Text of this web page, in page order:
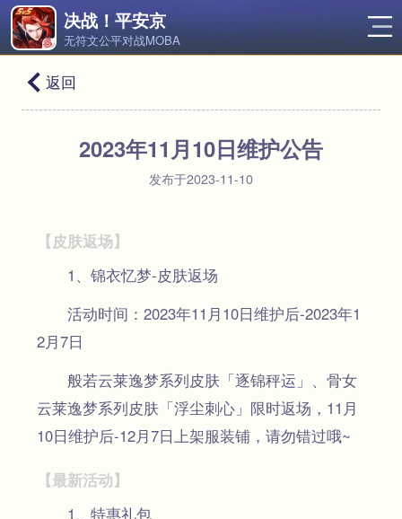
决战！平安京
无符文公平对战MOBA
返回
2023年11月10日维护公告
发布于2023-11-10
【皮肤返场】
1、锦衣忆梦-皮肤返场
活动时间：2023年11月10日维护后-2023年1
2月7日
般若云莱逸梦系列皮肤「逐锦秤运」、骨女
云莱逸梦系列皮肤「浮尘刺心」限时返场，11月
10日维护后-12月7日上架服装铺，请勿错过哦~
【最新活动】
1、特惠礼包